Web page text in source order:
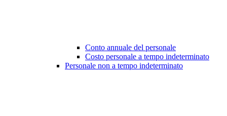
Conto annuale del personale
Costo personale a tempo indeterminato
Personale non a tempo indeterminato